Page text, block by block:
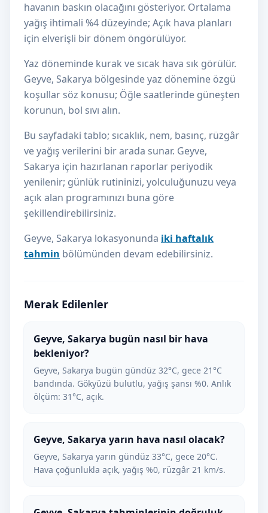
havanın baskın olacağını gösteriyor. Ortalama
yağış ihtimali %4 düzeyinde; Açık hava planları
için elverişli bir dönem öngörülüyor.
Yaz döneminde kurak ve sıcak hava sık görülür.
Geyve, Sakarya bölgesinde yaz dönemine özgü
koşullar söz konusu; Öğle saatlerinde güneşten
korunun, bol sıvı alın.
Bu sayfadaki tablo; sıcaklık, nem, basınç, rüzgâr
ve yağış verilerini bir arada sunar. Geyve,
Sakarya için hazırlanan raporlar periyodik
yenilenir; günlük rutininizi, yolculuğunuzu veya
açık alan programınızı buna göre
şekillendirebilirsiniz.
Geyve, Sakarya lokasyonunda iki haftalık
tahmin bölümünden devam edebilirsiniz.
Merak Edilenler
Geyve, Sakarya bugün nasıl bir hava
bekleniyor?
Geyve, Sakarya bugün gündüz 32°C, gece 21°C
bandında. Gökyüzü bulutlu, yağış şansı %0. Anlık
ölçüm: 31°C, açık.
Geyve, Sakarya yarın hava nasıl olacak?
Geyve, Sakarya yarın gündüz 33°C, gece 20°C.
Hava çoğunlukla açık, yağış %0, rüzgâr 21 km/s.